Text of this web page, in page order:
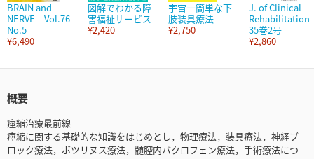
BRAIN and
NERVE Vol.76
No.5
¥6,490
図解でわかる障
害福祉サービス
¥2,420
宇宙一簡単な下
肢装具療法
¥2,750
J. of Clinical
Rehabilitation
35巻2号
¥2,860
概要
痙縮治療最前線
痙縮に関する基礎的な知識をはじめとし，物理療法，装具療法，神経ブ
ロック療法，ボツリヌス療法，髄腔内バクロフェン療法，手術療法につ